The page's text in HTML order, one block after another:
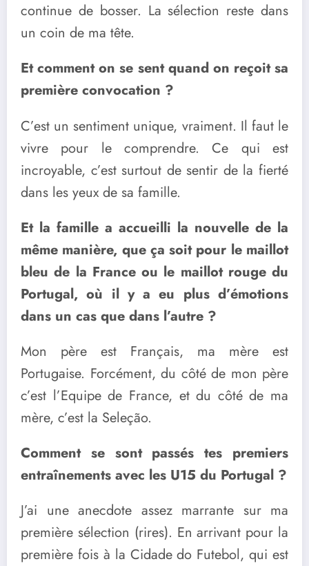
continue de bosser. La sélection reste dans
un coin de ma tête.
Et comment on se sent quand on reçoit sa
première convocation ?
C’est un sentiment unique, vraiment. Il faut le
vivre pour le comprendre. Ce qui est
incroyable, c’est surtout de sentir de la fierté
dans les yeux de sa famille.
Et la famille a accueilli la nouvelle de la
même manière, que ça soit pour le maillot
bleu de la France ou le maillot rouge du
Portugal, où il y a eu plus d’émotions
dans un cas que dans l’autre ?
Mon père est Français, ma mère est
Portugaise. Forcément, du côté de mon père
c’est l’Equipe de France, et du côté de ma
mère, c’est la Seleção.
Comment se sont passés tes premiers
entraînements avec les U15 du Portugal ?
J’ai une anecdote assez marrante sur ma
première sélection (rires). En arrivant pour la
première fois à la Cidade do Futebol, qui est